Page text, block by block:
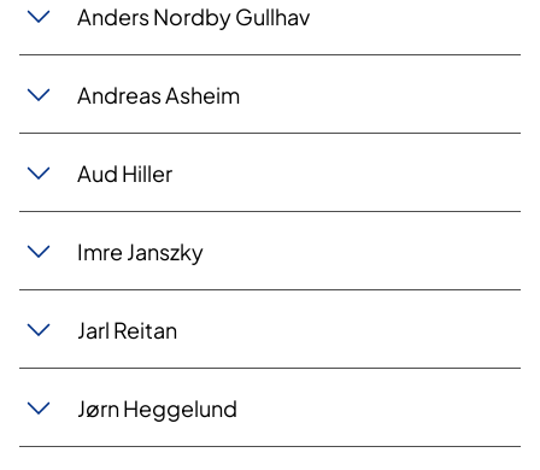
Anders Nordby Gullhav
Andreas Asheim
​Aud Hiller
Imre Janszky
Jarl Reitan
Jørn Heggelund